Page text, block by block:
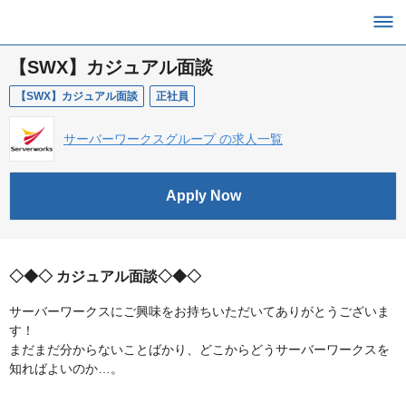
【SWX】カジュアル面談
【SWX】カジュアル面談 正社員
サーバーワークスグループ の求人一覧
Apply Now
◇◆◇ カジュアル面談◇◆◇
サーバーワークスにご興味をお持ちいただいてありがとうございま
す！
まだまだ分からないことばかり、どこからどうサーバーワークスを
知ればよいのか…。